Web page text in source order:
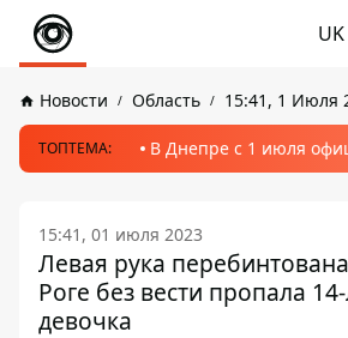
UK
Новости Область 15:41, 1 Июля
ТОПТЕМА: В Днепре с 1 июля
15:41, 01 июля 2023
Левая рука
Роге без вести пропала
девочка